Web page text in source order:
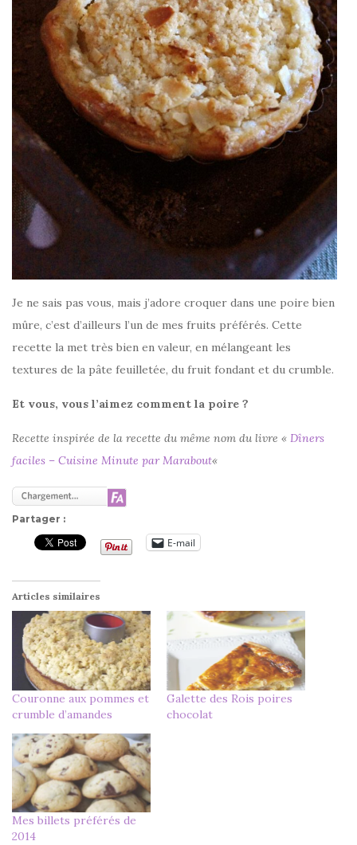
Je ne sais pas vous, mais j’adore croquer dans une poire bien
mûre, c’est d’ailleurs l’un de mes fruits préférés. Cette
recette la met très bien en valeur, en mélangeant les
textures de la pâte feuilletée, du fruit fondant et du crumble.
Et vous, vous l’aimez comment la poire ?
Recette inspirée de la recette du même nom du livre « Dîners
faciles – Cuisine Minute par Marabout«
Partager :
E-mail
Articles similaires
Couronne aux pommes et
crumble d’amandes
Galette des Rois poires
chocolat
Mes billets préférés de
2014